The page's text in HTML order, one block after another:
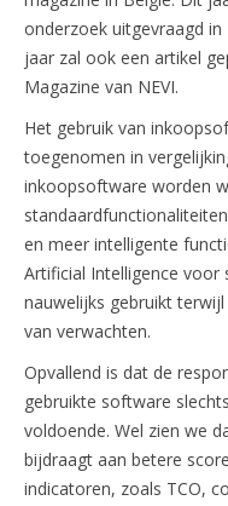
onderzoek uitgevraagd
jaar zal ook een artikel
Magazine van NEVI.
Het gebruik van
toegenomen in
inkoopsoftware worden
en meer intelligente
Artificial Intelligence voor
nauwelijks gebruikt
van verwachten.
Opvallend is dat de
gebruikte software
voldoende. Wel zien we
bijdraagt aan betere
indicatoren, zoals TCO,